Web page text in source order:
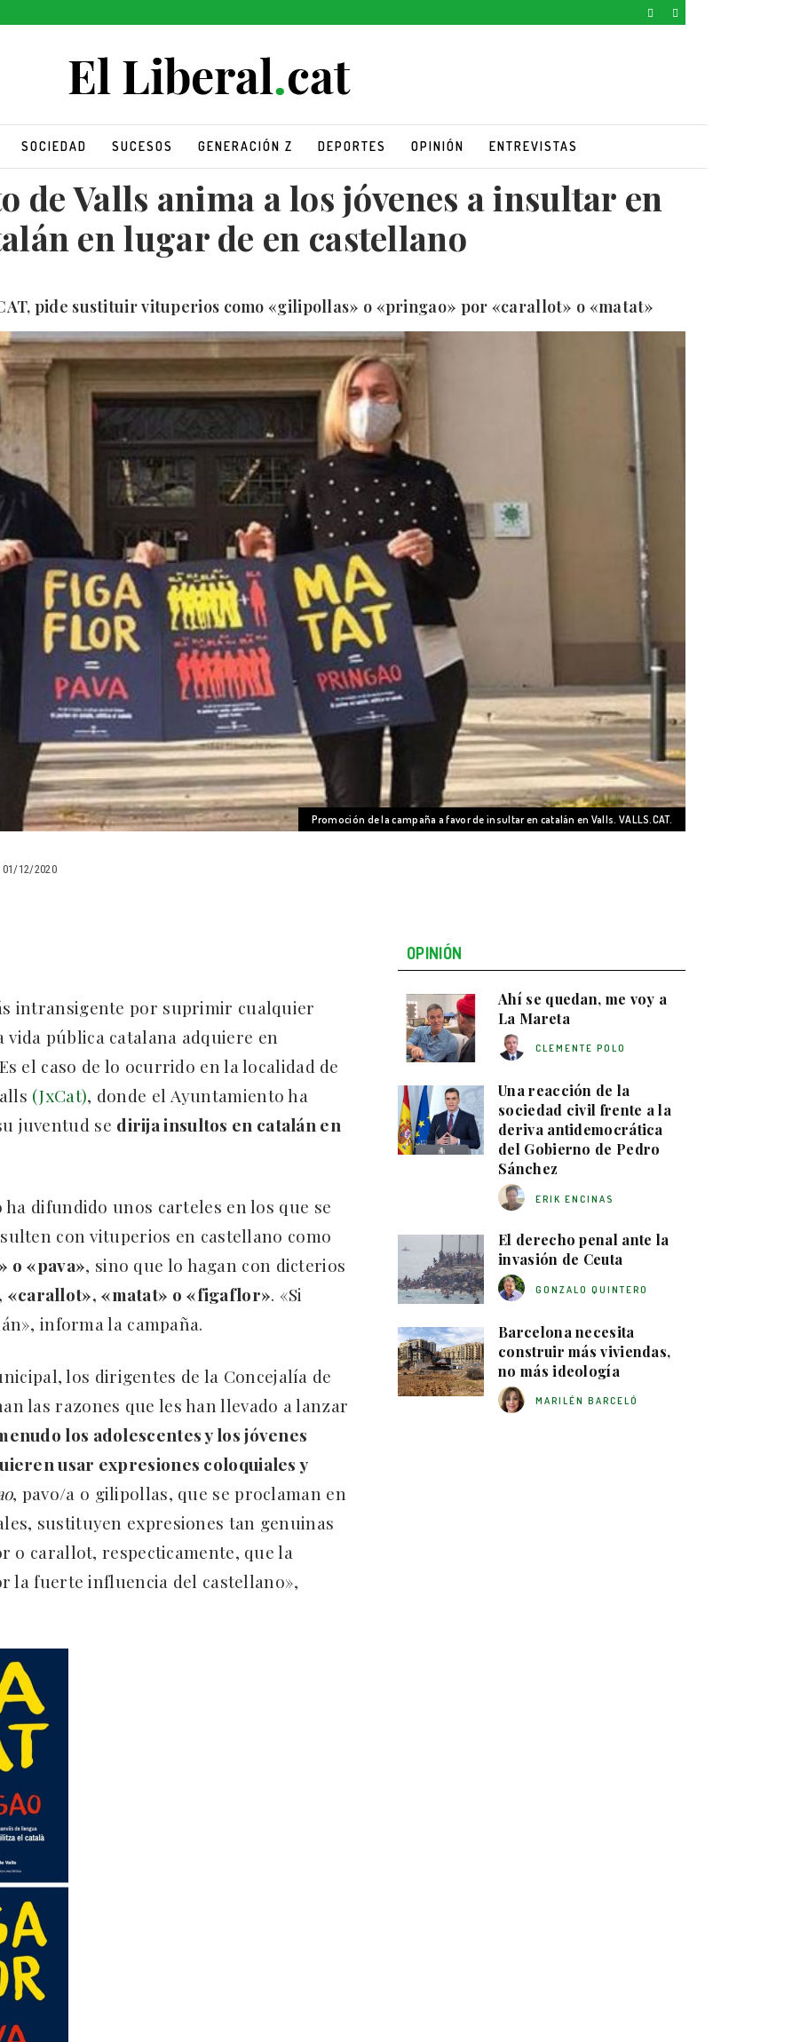
SOCIEDAD SUCESOS GENERACIÓN Z DEPORTES OPINIÓN ENTREVISTAS
de Valls anima a los jóvenes a insultar en
en lugar de en castellano
pide sustituir vituperios como «gilipollas» o «pringao» por «carallot» o «matat»
Promoción de la campaña a favor de insultar en catalán en Valls. VALLS.CAT.
01/12/2020
intransigente por suprimir cualquier
vida pública catalana adquiere en
el caso de lo ocurrido en la localidad de
(JxCat), donde el Ayuntamiento ha
juventud se dirija insultos en catalán en
difundido unos carteles en los que se
con vituperios en castellano como
o «pava», sino que lo hagan con dicterios
«matat» o «figaflor». «Si
informa la campaña.
los dirigentes de la Concejalía de
las razones que les han llevado a lanzar
los adolescentes y los jóvenes
usar expresiones coloquiales y
, pavo/a o gilipollas, que se proclaman en
sustituyen expresiones tan genuinas
carallot, respecticamente, que la
la fuerte influencia del castellano»,
OPINIÓN
Ahí se quedan, me voy a
La Mareta
CLEMENTE POLO
Una reacción de la
sociedad civil frente a la
deriva antidemocrática
del Gobierno de Pedro
Sánchez
ERIK ENCINAS
El derecho penal ante la
invasión de Ceuta
GONZALO QUINTERO
Barcelona necesita
construir más viviendas,
no más ideología
MARILÉN BARCELÓ